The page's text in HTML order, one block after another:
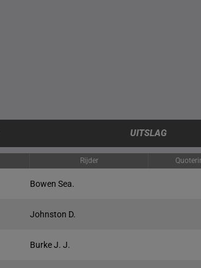
UITSLAG
Rijder
Bowen Sea.
Johnston D.
Burke J. J.